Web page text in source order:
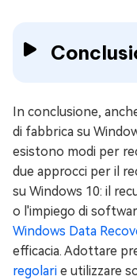
In conclusione,
di fabbrica su
esistono modi per
due approcci per il
su Windows 10: il
o l'impiego di
Windows Data
efficacia. Adottare
regolari e utilizzare